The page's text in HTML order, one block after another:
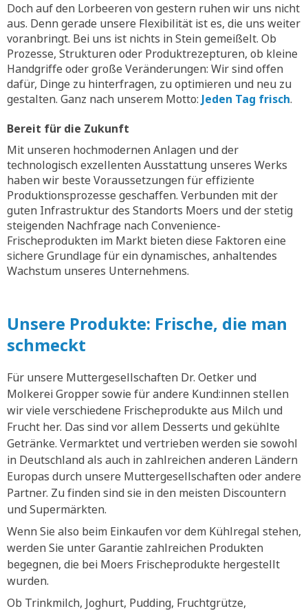
Doch auf den Lorbeeren von gestern ruhen wir uns nicht
aus. Denn gerade unsere Flexibilität ist es, die uns weiter
voranbringt. Bei uns ist nichts in Stein gemeißelt. Ob
Prozesse, Strukturen oder Produktrezepturen, ob kleine
Handgriffe oder große Veränderungen: Wir sind offen
dafür, Dinge zu hinterfragen, zu optimieren und neu zu
gestalten. Ganz nach unserem Motto: Jeden Tag frisch.
Bereit für die Zukunft
Mit unseren hochmodernen Anlagen und der
technologisch exzellenten Ausstattung unseres Werks
haben wir beste Voraussetzungen für effiziente
Produktionsprozesse geschaffen. Verbunden mit der
guten Infrastruktur des Standorts Moers und der stetig
steigenden Nachfrage nach Convenience-
Frischeprodukten im Markt bieten diese Faktoren eine
sichere Grundlage für ein dynamisches, anhaltendes
Wachstum unseres Unternehmens.
Unsere Produkte: Frische, die man
schmeckt
Für unsere Muttergesellschaften Dr. Oetker und
Molkerei Gropper sowie für andere Kund:innen stellen
wir viele verschiedene Frischeprodukte aus Milch und
Frucht her. Das sind vor allem Desserts und gekühlte
Getränke. Vermarktet und vertrieben werden sie sowohl
in Deutschland als auch in zahlreichen anderen Ländern
Europas durch unsere Muttergesellschaften oder andere
Partner. Zu finden sind sie in den meisten Discountern
und Supermärkten.
Wenn Sie also beim Einkaufen vor dem Kühlregal stehen,
werden Sie unter Garantie zahlreichen Produkten
begegnen, die bei Moers Frischeprodukte hergestellt
wurden.
Ob Trinkmilch, Joghurt, Pudding, Fruchtgrütze,